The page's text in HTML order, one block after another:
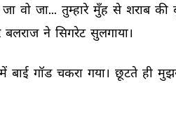
जा वो जा... तुम्हारे मुँह से शराब की
बलराज ने सिगरेट सुलगाया।
में बाई गॉड चकरा गया। छूटते ही